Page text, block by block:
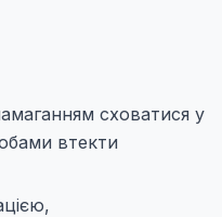
сховатися у
втекти